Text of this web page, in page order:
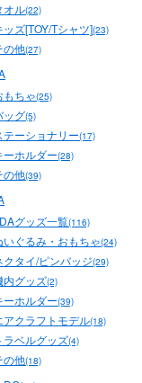
オル(22)
ッズ[TOY/Tシャツ](23)
の他(27)
もちゃ(25)
ッグ(5)
テーショナリー(17)
ーホルダー(28)
の他(39)
グッズ一覧(116)
いぐるみ・おもちゃ(24)
クタイ/ピンバッジ(29)
内グッズ(2)
ーホルダー(39)
アクラフトモデル(18)
ラベルグッズ(4)
の他(18)